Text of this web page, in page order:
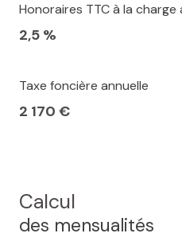
Honoraires TTC à la
2,5 %
Taxe foncière annuelle
2 170 €
Calcul
des mensualités